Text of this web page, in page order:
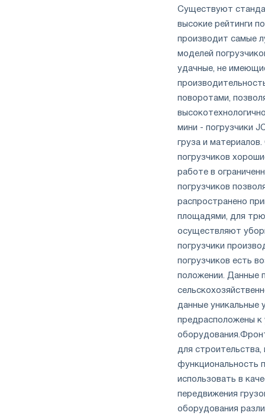
Существуют
высокие рейтинги
производит самые
моделей
удачные, не
поворотами,
мини - погрузчики
груза и
погрузчиков
работе в
погрузчиков
распространено
площадями, для
осуществляют
погрузчики
погрузчиков есть
положении. Данные
данные уникальные
предрасположены к
оборудования.
для
функциональность
использовать в
передвижения
оборудования